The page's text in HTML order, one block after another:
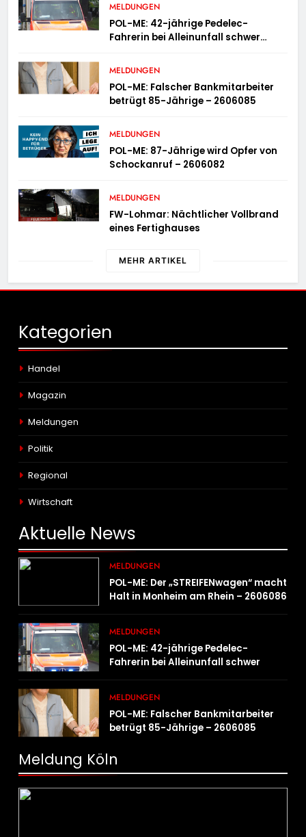
MELDUNGEN
POL-ME: 42-jährige Pedelec-
Fahrerin bei Alleinunfall schwer
MELDUNGEN
POL-ME: Falscher Bankmitarbeiter
betrügt 85-Jährige – 2606085
MELDUNGEN
POL-ME: 87-Jährige wird Opfer von
Schockanruf – 2606082
MELDUNGEN
FW-Lohmar: Nächtlicher Vollbrand
eines Fertighauses
MEHR ARTIKEL
Kategorien
Handel
Magazin
Meldungen
Politik
Regional
Wirtschaft
Aktuelle News
MELDUNGEN
POL-ME: Der „STREIFENwagen“ macht
Halt in Monheim am Rhein – 2606086
MELDUNGEN
POL-ME: 42-jährige Pedelec-
Fahrerin bei Alleinunfall schwer
MELDUNGEN
POL-ME: Falscher Bankmitarbeiter
betrügt 85-Jährige – 2606085
Meldung Köln